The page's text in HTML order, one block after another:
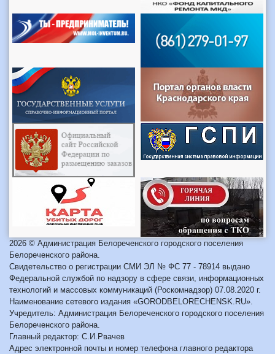
2026 © Администрация Белореченского городского поселения
Белореченского района.
Свидетельство о регистрации СМИ ЭЛ № ФС 77 - 78914 выдано
Федеральной службой по надзору в сфере связи, информационных
технологий и массовых коммуникаций (Роскомнадзор) 07.08.2020 г.
Наименование сетевого издания «GORODBELORECHENSK.RU».
Учредитель: Администрация Белореченского городского поселения
Белореченского района.
Главный редактор: С.И.Рвачев
Адрес электронной почты и номер телефона главного редактора